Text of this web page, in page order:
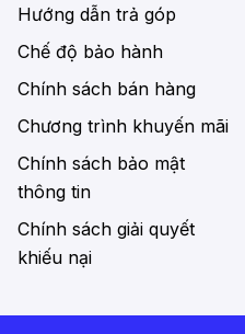
Hướng dẫn trả góp
Chế độ bảo hành
Chính sách bán hàng
Chương trình khuyến mãi
Chính sách bảo mật
thông tin
Chính sách giải quyết
khiếu nại